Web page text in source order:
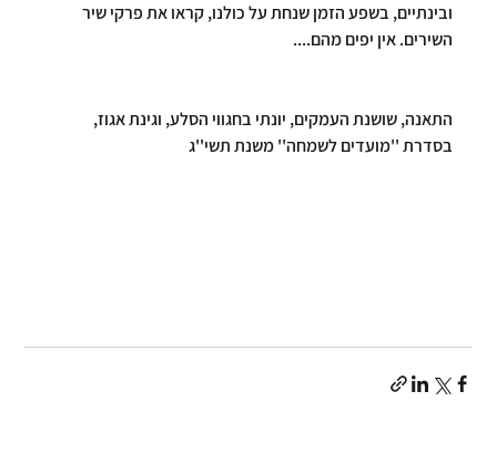
ובינתיים, בשפע הזמן שנחת על כולנו, קראו את פרקי שיר
השירים. אין יפים מהם....
התאנה, שושנת העמקים, יונתי בחגווי הסלע, וגינת אגוז,
בסדרת ''מועדים לשמחה'' משנת תשי''ג